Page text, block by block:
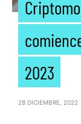
2023
28 DICIEMBRE, 2022